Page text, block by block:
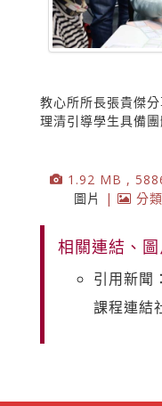
教心所所長張貴傑
理清引導學生具備
1.92 MB ,
圖片
| 分
相關連結、圖
引用新聞
課程連結